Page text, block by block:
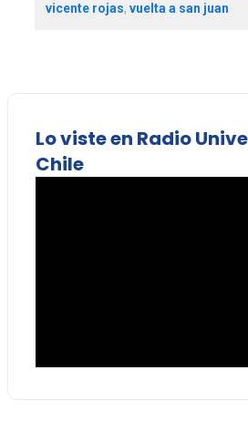
vicente rojas, vuelta a san juan
Lo viste en Radio
Chile